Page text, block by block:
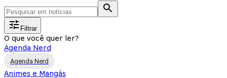
Filtrar
O que você quer ler?
Agenda Nerd
Agenda Nerd
Animes e Mangás